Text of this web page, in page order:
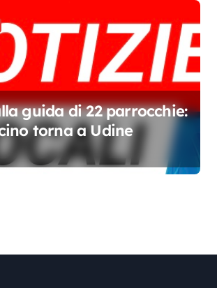
guida di 22 parrocchie:
torna a Udine